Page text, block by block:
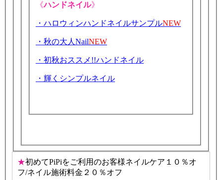
《ハンドネイル》
・ハロウィンハンドネイルサンプルNEW
・秋の大人NailNEW
・初秋おススメ!!ハンドネイル
・輝くシンプルネイル
★初めてPiPiをご利用のお客様ネイルケア１０％オ
フ/ネイル施術料金２０％オフ